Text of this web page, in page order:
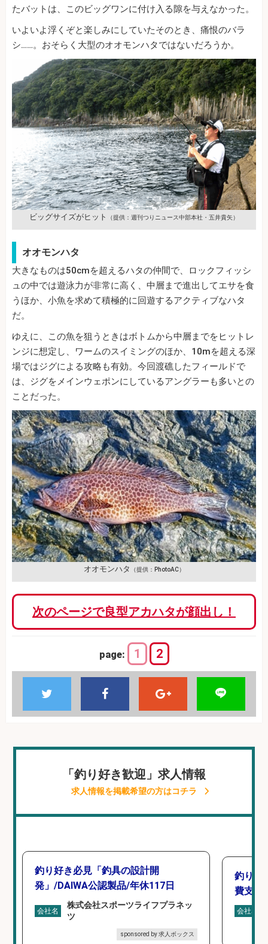
たバットは、このビッグワンに付け入る隙を与えなかった。
いよいよ浮くぞと楽しみにしていたそのとき、痛恨のバラ
シ……。おそらく大型のオオモンハタではないだろうか。
ビッグサイズがヒット （提供：週刊つりニュース中部本社・五井貴矢）
オオモンハタ
大きなものは50cmを超えるハタの仲間で、ロックフィッシ
ュの中では遊泳力が非常に高く、中層まで進出してエサを食
うほか、小魚を求めて積極的に回遊するアクティブなハタ
だ。
ゆえに、この魚を狙うときはボトムから中層までをヒットレ
ンジに想定し、ワームのスイミングのほか、10mを超える深
場ではジグによる攻略も有効。今回渡礁したフィールドで
は、ジグをメインウェポンにしているアングラーも多いとの
ことだった。
オオモンハタ （提供：PhotoAC）
次のページで良型アカハタが顔出し！
page: 1 2
「釣り好き歓迎」求人情報
求人情報を掲載希望の方はコチラ
釣り好き必見「釣具の設計開
発」/DAIWA公認製品/年休117日
会社名
株式会社スポーツライフプラネッ
ツ
sponsored by 求人ボックス
釣り具
費支給
会社名